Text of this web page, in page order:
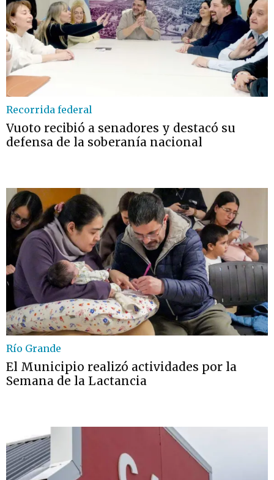
Recorrida federal
Vuoto recibió a senadores y destacó su
defensa de la soberanía nacional
Río Grande
El Municipio realizó actividades por la
Semana de la Lactancia